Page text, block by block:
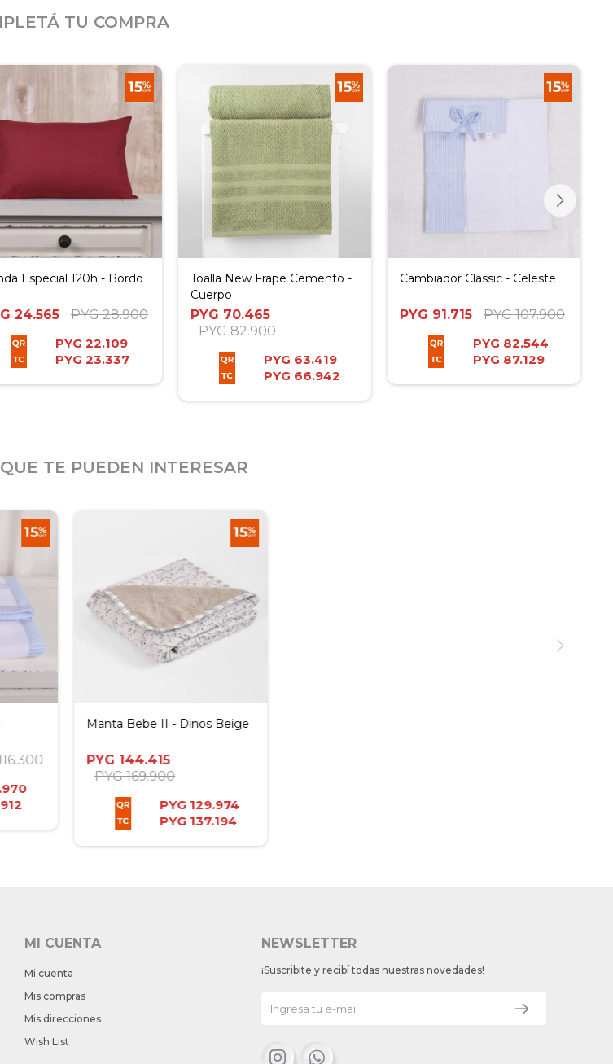
TU COMPRA
Especial 120h - Bordo
24.565 PYG 28.900
PYG 22.109
PYG 23.337
Toalla New Frape Cemento -
Cuerpo
PYG 70.465
PYG 82.900
PYG 63.419
PYG 66.942
Cambiador Classic - Celeste
PYG 91.715 PYG 107.900
PYG 82.544
PYG 87.129
TE PUEDEN INTERESAR
Manta Bebe II - Dinos Beige
PYG 144.415
PYG 169.900
PYG 129.974
PYG 137.194
MI CUENTA
Mi cuenta
Mis compras
Mis direcciones
Wish List
NEWSLETTER
¡Suscribite y recibí todas nuestras novedades!
 